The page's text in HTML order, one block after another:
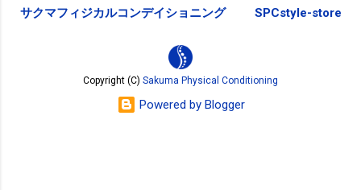
代の半分、60代ではそのさらに半分に
起こさないためには、食生活で「コン
ドロイチン」を補うことが大切。そし
て「コンドロイチン」という成分は、
納豆をはじめとしたネバネバ&ヌルヌル
サクマフィジカルコンデイショニング SPCstyle-store
Copyright (C) Sakuma Physical Conditioning
Powered by Blogger